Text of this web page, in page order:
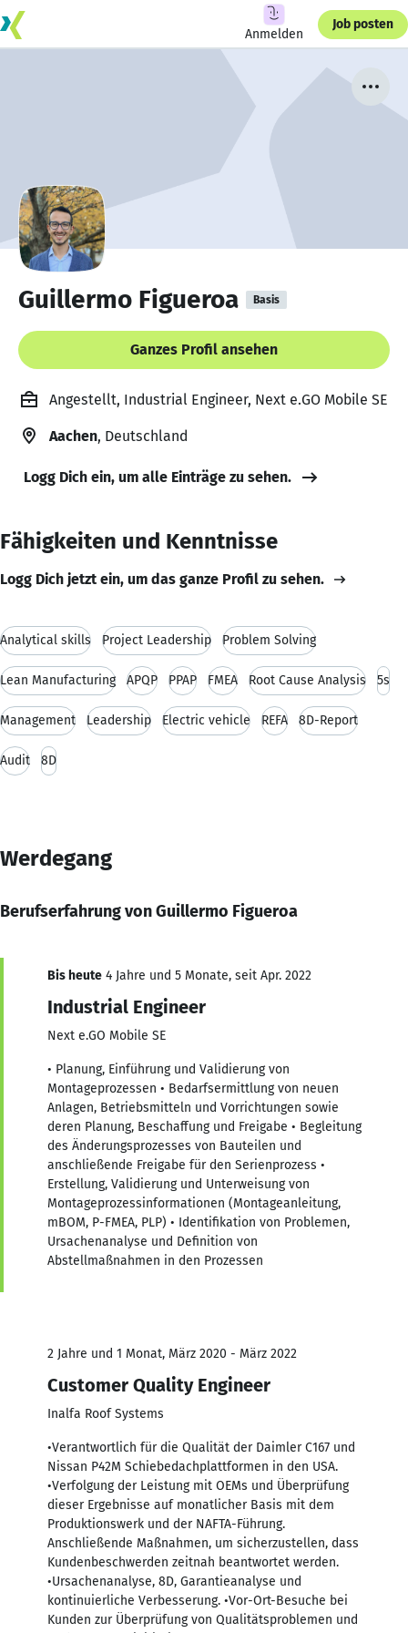
Anmelden
Job posten
Guillermo Figueroa Basis
Ganzes Profil ansehen
Angestellt, Industrial Engineer, Next e.GO Mobile SE
Aachen, Deutschland
Logg Dich ein, um alle Einträge zu sehen.
Fähigkeiten und Kenntnisse
Logg Dich jetzt ein, um das ganze Profil zu sehen.
Analytical skills Project Leadership Problem Solving
Lean Manufacturing APQP PPAP FMEA Root Cause Analysis 5s
Management Leadership Electric vehicle REFA 8D-Report
Audit 8D
Werdegang
Berufserfahrung von Guillermo Figueroa
Bis heute 4 Jahre und 5 Monate, seit Apr. 2022
Industrial Engineer
Next e.GO Mobile SE
• Planung, Einführung und Validierung von
Montageprozessen • Bedarfsermittlung von neuen
Anlagen, Betriebsmitteln und Vorrichtungen sowie
deren Planung, Beschaffung und Freigabe • Begleitung
des Änderungsprozesses von Bauteilen und
anschließende Freigabe für den Serienprozess •
Erstellung, Validierung und Unterweisung von
Montageprozessinformationen (Montageanleitung,
mBOM, P-FMEA, PLP) • Identifikation von Problemen,
Ursachenanalyse und Definition von
Abstellmaßnahmen in den Prozessen
2 Jahre und 1 Monat, März 2020 - März 2022
Customer Quality Engineer
Inalfa Roof Systems
•Verantwortlich für die Qualität der Daimler C167 und
Nissan P42M Schiebedachplattformen in den USA.
•Verfolgung der Leistung mit OEMs und Überprüfung
dieser Ergebnisse auf monatlicher Basis mit dem
Produktionswerk und der NAFTA-Führung.
Anschließende Maßnahmen, um sicherzustellen, dass
Kundenbeschwerden zeitnah beantwortet werden.
•Ursachenanalyse, 8D, Garantieanalyse und
kontinuierliche Verbesserung. •Vor-Ort-Besuche bei
Kunden zur Überprüfung von Qualitätsproblemen und